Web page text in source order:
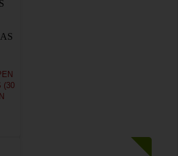
(30